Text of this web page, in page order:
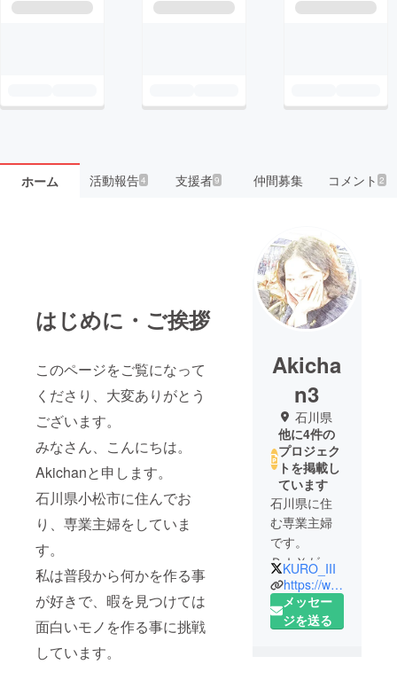
ホーム 活動報告4 支援者9 仲間募集 コメント2
はじめに・ご挨拶
このページをご覧になって
くださり、大変ありがとう
ございます。
みなさん、こんにちは。
Akichanと申します。
石川県小松市に住んでお
り、専業主婦をしていま
す。
私は普段から何かを作る事
が好きで、暇を見つけては
面白いモノを作る事に挑戦
しています。
Akicha
n3
石川県
他に4件の
プロジェク
トを掲載し
ています
石川県に住
む専業主婦
です。
ＤＩＹが趣
味で、二人
の子供を育
てながら
KURO_III
https://www.kecard.jp/
メッセー
ジを送る